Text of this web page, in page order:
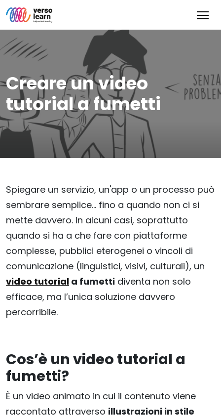
Creare un video
tutorial a fumetti
Spiegare un servizio, un'app o un processo può
sembrare semplice… fino a quando non ci si
mette davvero. In alcuni casi, soprattutto
quando si ha a che fare con piattaforme
complesse, pubblici eterogenei o vincoli di
comunicazione (linguistici, visivi, culturali), un
video tutorial a fumetti diventa non solo
efficace, ma l’unica soluzione davvero
percorribile.
Cos’è un video tutorial a
fumetti?
È un video animato in cui il contenuto viene
raccontato attraverso illustrazioni in stile